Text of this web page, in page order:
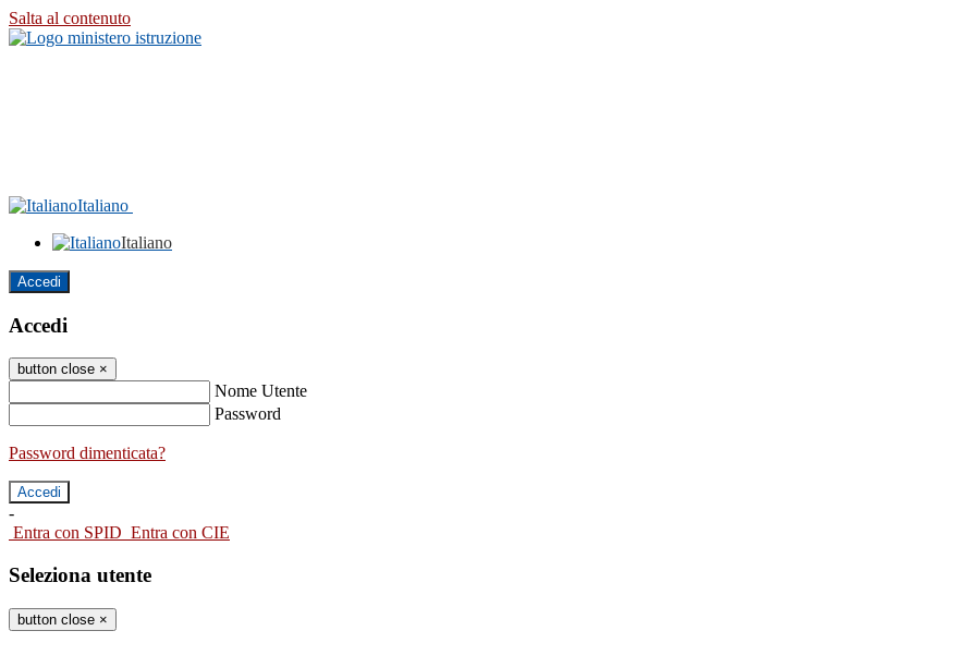
Salta al contenuto
Italiano
Italiano
Accedi
Accedi
button close ×
Nome Utente
Password
Password dimenticata?
-
Entra con SPID Entra con CIE
Seleziona utente
button close ×